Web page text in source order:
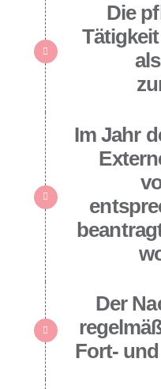
Die
Im Jahr
Der
Fort-